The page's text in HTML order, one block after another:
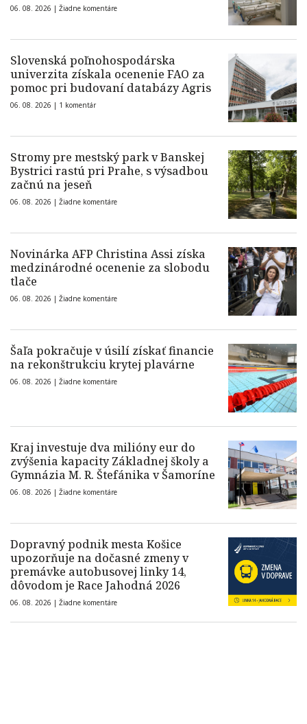
06. 08. 2026 | Žiadne komentáre
Slovenská poľnohospodárska
univerzita získala ocenenie FAO za
pomoc pri budovaní databázy Agris
06. 08. 2026 | 1 komentár
Stromy pre mestský park v Banskej
Bystrici rastú pri Prahe, s výsadbou
začnú na jeseň
06. 08. 2026 | Žiadne komentáre
Novinárka AFP Christina Assi získa
medzinárodné ocenenie za slobodu
tlače
06. 08. 2026 | Žiadne komentáre
Šaľa pokračuje v úsilí získať financie
na rekonštrukciu krytej plavárne
06. 08. 2026 | Žiadne komentáre
Kraj investuje dva milióny eur do
zvýšenia kapacity Základnej školy a
Gymnázia M. R. Štefánika v Šamoríne
06. 08. 2026 | Žiadne komentáre
Dopravný podnik mesta Košice
upozorňuje na dočasné zmeny v
premávke autobusovej linky 14,
dôvodom je Race Jahodná 2026
06. 08. 2026 | Žiadne komentáre